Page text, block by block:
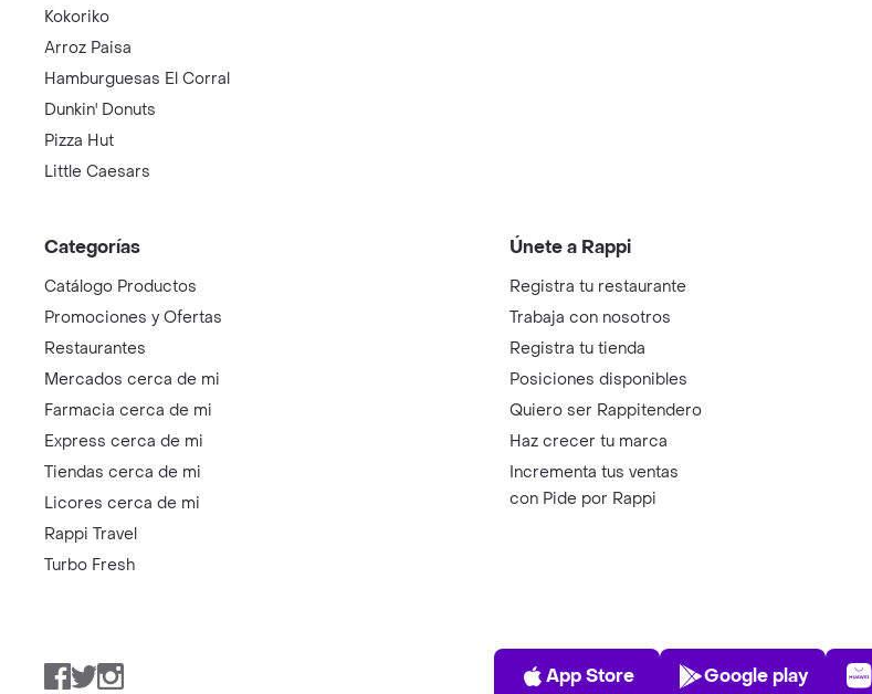
Kokoriko
Arroz Paisa
Hamburguesas El Corral
Dunkin' Donuts
Pizza Hut
Little Caesars
Categorías
Catálogo Productos
Promociones y Ofertas
Restaurantes
Mercados cerca de mi
Farmacia cerca de mi
Express cerca de mi
Tiendas cerca de mi
Licores cerca de mi
Rappi Travel
Turbo Fresh
Únete a Rappi
Registra tu restaurante
Trabaja con nosotros
Registra tu tienda
Posiciones disponibles
Quiero ser Rappitendero
Haz crecer tu marca
Incrementa tus ventas
con Pide por Rappi
Facebook
TwitterInstagram
App Store
App Store
Play Store
Google play